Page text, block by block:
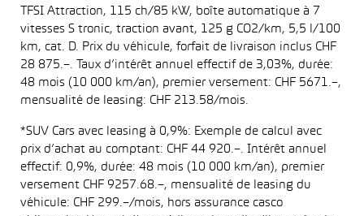
TFSI Attraction, 115 ch/85 kW, boîte automatique à 7
vitesses S tronic, traction avant, 125 g CO2/km, 5,5 l/100
km, cat. D. Prix du véhicule, forfait de livraison inclus CHF
28 875.–. Taux d’intérêt annuel effectif de 3,03%, durée:
48 mois (10 000 km/an), premier versement: CHF 5671.–,
mensualité de leasing: CHF 213.58/mois.
*SUV Cars avec leasing à 0,9%: Exemple de calcul avec
prix d’achat au comptant: CHF 44 920.–. Intérêt annuel
effectif: 0,9%, durée: 48 mois (10 000 km/an), premier
versement CHF 9257.68.–, mensualité de leasing du
véhicule: CHF 299.–/mois, hors assurance casco